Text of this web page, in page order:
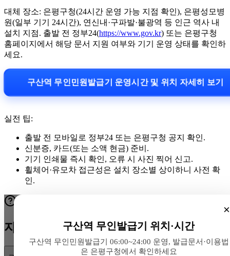
대체 장소: 은평구청(24시간 운영 가능 지점 확인), 은평성모병
원(일부 기기 24시간), 연신내·구파발·불광역 등 인근 역사 내
설치 지점. 출발 전 정부24(https://www.gov.kr) 또는 은평구청
홈페이지에서 해당 문서 지원 여부와 기기 운영 상태를 확인하
세요.
구산역 무인민원발급기 운영시간 및 위치 자세히 보기
실전 팁:
출발 전 모바일로 정부24 또는 은평구청 공지 확인.
신분증, 카드(또는 소액 현금) 준비.
기기 인쇄물 즉시 확인, 오류 시 사진 찍어 신고.
휠체어·유모차 접근성은 설치 장소별 상이하니 사전 확
인.
×
구산역 무인발급기 위치·시간
구산역 무인민원발급기 06:00~24:00 운영, 발급문서·이용법
은 은평구청에서 확인하세요
자주 묻는 질문